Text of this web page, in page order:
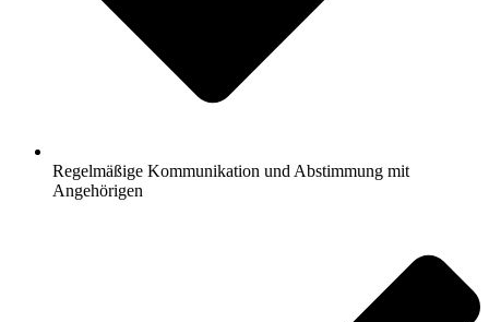
Regelmäßige Kommunikation und Abstimmung mit
Angehörigen